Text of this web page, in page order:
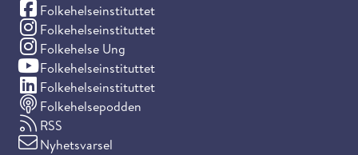
Folkehelseinstituttet
(Facebook)
Folkehelseinstituttet
(Instagram)
Folkehelse Ung
(Instagram)
Folkehelseinstituttet
(YouTube)
Folkehelseinstituttet
(LinkedIn)
Folkehelsepodden
RSS
Nyhetsvarsel